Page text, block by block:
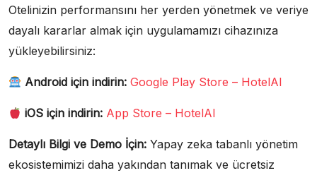
Otelinizin performansını her yerden yönetmek ve veriye
dayalı kararlar almak için uygulamamızı cihazınıza
yükleyebilirsiniz:
Android için indirin: Google Play Store – HotelAI
iOS için indirin: App Store – HotelAI
Detaylı Bilgi ve Demo İçin: Yapay zeka tabanlı yönetim
ekosistemimizi daha yakından tanımak ve ücretsiz